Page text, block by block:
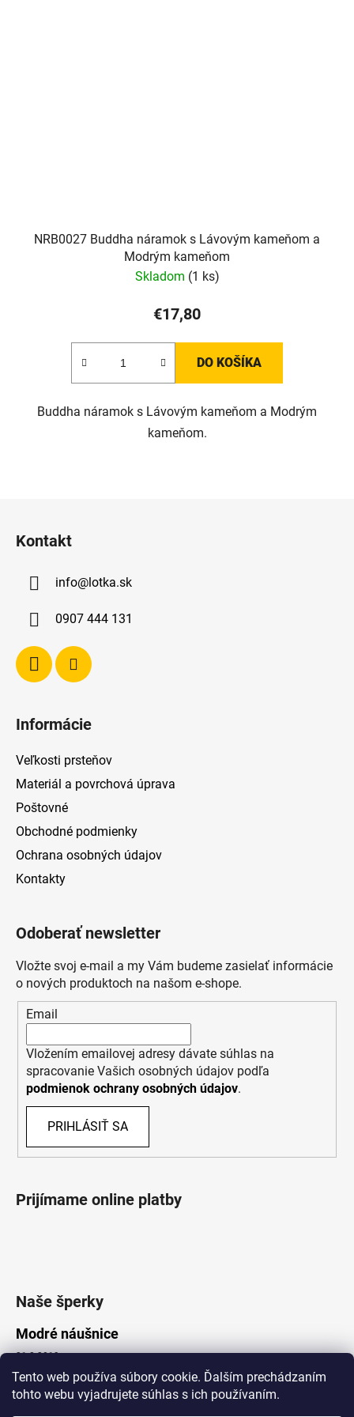
Tento web používa súbory cookie. Ďalším prechádzaním
tohto webu vyjadrujete súhlas s ich používaním.
NRB0027 Buddha náramok s Lávovým kameňom a
Modrým kameňom
Skladom (1 ks)
€17,80
DO KOŠÍKA
Buddha náramok s Lávovým kameňom a Modrým
kameňom.
Kontakt
info@lotka.sk
0907 444 131
Informácie
Veľkosti prsteňov
Materiál a povrchová úprava
Poštovné
Obchodné podmienky
Ochrana osobných údajov
Kontakty
Odoberať newsletter
Vložte svoj e-mail a my Vám budeme zasielať informácie
o nových produktoch na našom e-shope.
Email
Vložením emailovej adresy dávate súhlas na
spracovanie Vašich osobných údajov podľa
podmienok ochrany osobných údajov.
PRIHLÁSIŤ SA
Prijímame online platby
Naše šperky
Modré náušnice
21.8.2019